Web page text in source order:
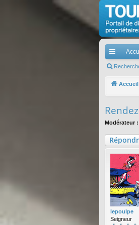
Le forum des
cc
ès
ra
pi
de
Accueil
Modérateur :
lepoulpe
Seigneur